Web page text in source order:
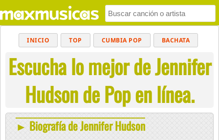
INICIO TOP CUMBIA POP BACHATA
MUSICA CRISTIANA REGGAETON
BALADAS ALTERNATIVO ELECTRÓNICA
CUMBIAS
Escucha lo mejor de Jennifer
Hudson de Pop en línea.
► Biografía de Jennifer Hudson